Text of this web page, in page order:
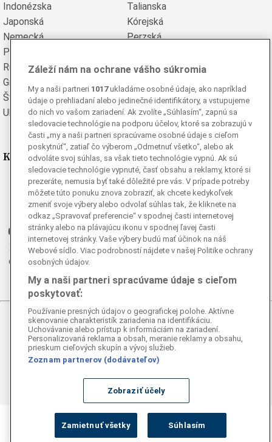
Indonézska
Talianska
Japonská
Kórejská
Nemecká
Perzská
Poľská
Rumunská
Ruská
Grécka
Švédska
Turecká
Ukrajinská
Vietnamská
Kde nás nájdete
Facebook
Instagram
Ganjing
Youtube
Twitter
Telegram
RSS
© 2026 Epoch Times Slovensko
Všetky práva vyhradené. Publikovanie alebo ďalšie šírenie
správ a fotografií zo zdrojov TASR je bez
Záleží nám na ochrane vášho súkromia
My a naši partneri 1017ukladáme osobné údaje, ako napríklad
údaje o prehliadaní alebo jedinečné identifikátory, a vstupujeme
do nich vo vašom zariadení. Ak zvolíte „Súhlasím“, zapnú sa
sledovacie technológie na podporu účelov, ktoré sa zobrazujú v
časti „my a naši partneri spracúvame osobné údaje s cieľom
poskytnúť“, zatiaľ čo výberom „Odmetnuť všetko“, alebo ak
odvoláte svoj súhlas, sa však tieto technológie vypnú. Ak sú
sledovacie technológie vypnuté, časť obsahu a reklamy, ktoré si
prezeráte, nemusia byť také dôležité pre vás. V prípade potreby
môžete túto ponuku znova zobraziť, ak chcete kedykoľvek
zmeniť svoje výbery alebo odvolať súhlas tak, že kliknete na
odkaz „Spravovať preferencie“ v spodnej časti internetovej
stránky alebo na plávajúcu ikonu v spodnej ľavej časti
internetovej stránky. Vaše výbery budú mať účinok na náš
Webové sídlo. Viac podrobností nájdete v našej Politike ochrany
osobných údajov.
My a naši partneri spracúvame údaje s cieľom
poskytovať:
Používanie presných údajov o geografickej polohe. Aktívne
skenovanie charakteristík zariadenia na identifikáciu.
Uchovávanie alebo prístup k informáciám na zariadení.
Personalizovaná reklama a obsah, meranie reklamy a obsahu,
prieskum cieľových skupín a vývoj služieb.
Zoznam partnerov (dodávateľov)
Zobraziť účely
Zamietnuť všetky Súhlasím